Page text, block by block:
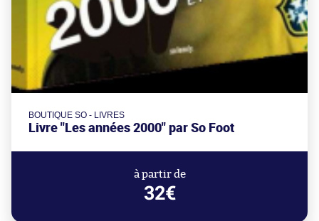
BOUTIQUE SO - LIVRES
Livre "Les années 2000" par So Foot
à partir de
32€